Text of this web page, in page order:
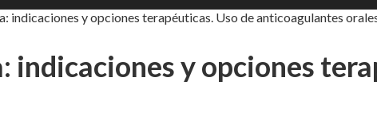
indicaciones y opciones terapéuticas. Uso de anticoagulantes
y opciones